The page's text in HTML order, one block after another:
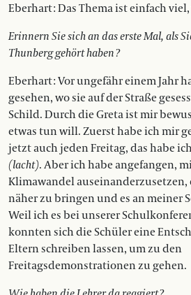
Eberhart : Das Thema ist einfach
Erinnern Sie sich an das erste Mal, als
Thunberg gehört haben ?
Eberhart : Vor ungefähr einem Jahr
gesehen, wo sie auf der Straße
Schild. Durch die Greta ist mir
etwas tun will. Zuerst habe ich mir
jetzt auch jeden Freitag, das habe
(lacht). Aber ich habe angefangen,
Klimawandel auseinanderzusetzen,
näher zu bringen und es an meiner
Weil ich es bei unserer
konnten sich die Schüler eine
Eltern schreiben lassen, um zu den
Freitagsdemonstrationen zu gehen.